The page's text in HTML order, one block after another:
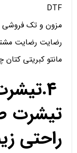
DTF
مزون و تک فروشی عمده فروشی
رضایت رضایت
مانتو کبریتی
تیشرت
راحتی